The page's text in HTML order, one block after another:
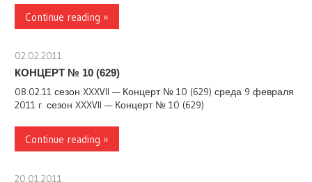
Continue reading »
02.02.2011
КОНЦЕРТ № 10 (629)
08.02.11 сезон XXXVII — Концерт № 10 (629) среда 9 февраля
2011 г. сезон XXXVII — Концерт № 10 (629)
Continue reading »
20.01.2011